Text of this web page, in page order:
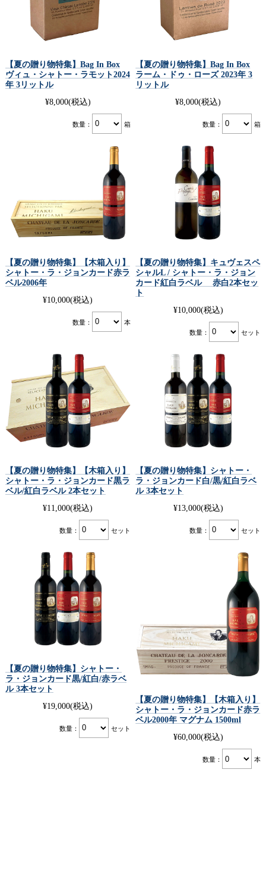
【夏の贈り物特集】Bag In Box
ヴィュ・シャトー・ラモット2024
年 3リットル
¥8,000(税込)
数量： 箱
【夏の贈り物特集】Bag In Box
ラーム・ドゥ・ローズ 2023年 3
リットル
¥8,000(税込)
数量： 箱
【夏の贈り物特集】【木箱入り】
シャトー・ラ・ジョンカード赤ラ
ベル2006年
¥10,000(税込)
数量： 本
【夏の贈り物特集】キュヴェスペ
シャルL / シャトー・ラ・ジョン
カード紅白ラベル 赤白2本セッ
ト
¥10,000(税込)
数量： セット
【夏の贈り物特集】【木箱入り】
シャトー・ラ・ジョンカード黒ラ
ベル/紅白ラベル 2本セット
¥11,000(税込)
数量： セット
【夏の贈り物特集】シャトー・
ラ・ジョンカード白/黒/紅白ラベ
ル 3本セット
¥13,000(税込)
数量： セット
【夏の贈り物特集】シャトー・
ラ・ジョンカード黒/紅白/赤ラベ
ル 3本セット
¥19,000(税込)
数量： セット
【夏の贈り物特集】【木箱入り】
シャトー・ラ・ジョンカード赤ラ
ベル2000年 マグナム 1500ml
¥60,000(税込)
数量： 本